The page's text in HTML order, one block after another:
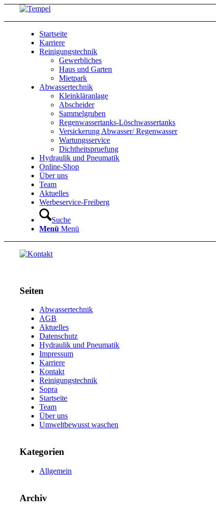
Startseite
Karriere
Reinigungstechnik
Gewerbliches
Haus und Garten
Mietpark
Abwassertechnik
Kleinkläranlage
Abscheider
Sammelgruben
Regenwassertanks-Löschwassertanks
Versickerung Abwasser/ Regenwasser
Wartungsservice
Dichtheitspruefung
Hydraulik und Pneumatik
Online-Shop
Über uns
Team
Aktuelles
Werbeservice-Freiberg
Suche
Menü Menü
Seiten
Abwassertechnik
AGB
Aktuelles
Datenschutz
Hydraulik und Pneumatik
Impressum
Karriere
Kontakt
Reinigungstechnik
Sopra
Startseite
Team
Über uns
Umweltbewusst waschen
Kategorien
Allgemein
Archiv